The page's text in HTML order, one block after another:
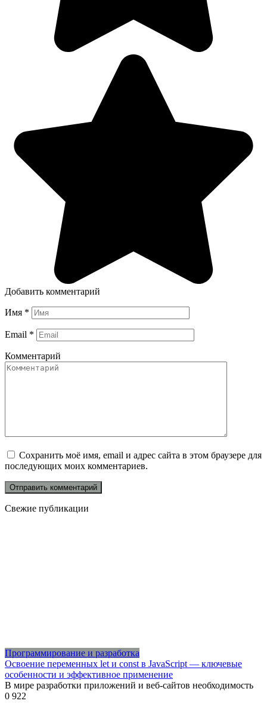
Добавить комментарий
Имя *
Email *
Комментарий
Сохранить моё имя, email и адрес сайта в этом браузере для
последующих моих комментариев.
Свежие публикации
Программирование и разработка
Освоение переменных let и const в JavaScript — ключевые
особенности и эффективное применение
В мире разработки приложений и веб-сайтов необходимость
0 922